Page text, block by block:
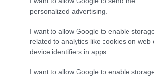
personalized advertising.
I want to allow Google to enable storage
related to analytics like cookies on web
device identifiers in apps.
I want to allow Google to enable storage
2019. december 7. 20:33
Peti saját magához hasonlította Manuelt,
hogy a fiatal fiú a mezőny